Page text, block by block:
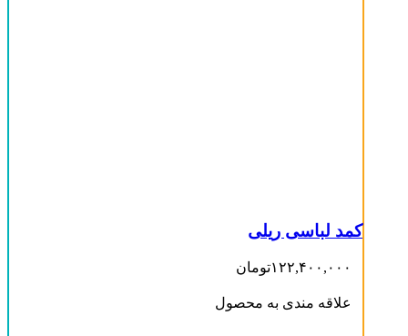
کمد لباسی ریلی
۱۲۲,۴۰۰,۰۰۰تومان
علاقه مندی به محصول